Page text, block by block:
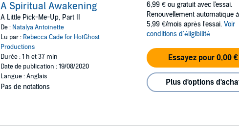
A Spiritual Awakening
A Little Pick-Me-Up, Part II
De : Natalya Antoinette
Lu par : Rebecca Cade for HotGhost
Productions
Durée : 1 h et 37 min
Date de publication : 19/08/2020
Langue : Anglais
Pas de notations
6,99 € ou gratuit avec l'essai.
Renouvellement automatique à
5,99 €/mois après l'essai. Voir
conditions d'éligibilité
Essayez pour 0,00 €
Plus d'options